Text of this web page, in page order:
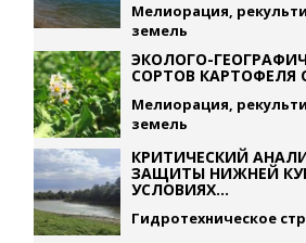
Мелиорация,
земель
ЭКОЛОГО-
СОРТОВ КАРТОФЕЛЯ
Мелиорация,
земель
КРИТИЧЕСКИЙ
ЗАЩИТЫ НИЖНЕЙ
УСЛОВИЯХ...
Гидротехническое